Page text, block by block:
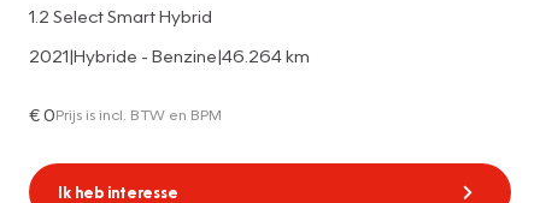
1.2 Select Smart Hybrid
2021|Hybride - Benzine|46.264 km
€ 0Prijs is incl. BTW en BPM
Ik heb interesse